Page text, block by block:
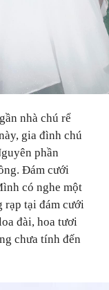
nhà chú rể
gia đình chú
phần
Đám cưới
có nghe một
rạp tại đám cưới
đài, hoa tươi
chưa tính đến